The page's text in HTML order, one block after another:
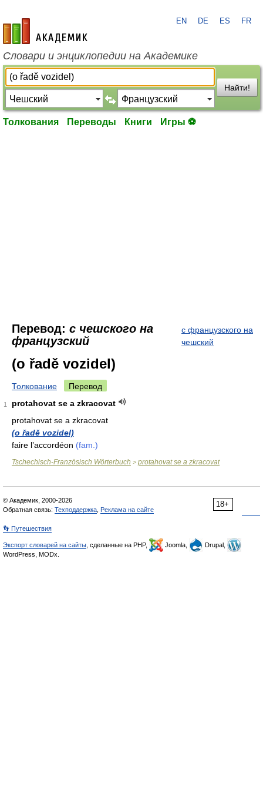
academic.ru
EN DE ES FR
Словари и энциклопедии на Академике
Найти!
Толкования Переводы Книги Игры ⚽
Перевод: с чешского на
французский
с французского на
чешский
(o řadě vozidel)
Толкование Перевод
1
protahovat se a zkracovat
protahovat se a zkracovat
(o řadě vozidel)
faire l’accordéon (fam.)
Tschechisch-Französisch Wörterbuch > protahovat se a zkracovat
18+
© Академик, 2000-2026
Обратная связь: Техподдержка Реклама на сайте
👣 Путешествия
Экспорт словарей на сайты , сделанные на PHP, Joomla,
Drupal,
WordPress, MODx.